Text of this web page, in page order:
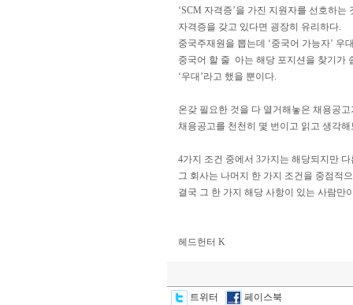
‘SCM 자격증’을 가진 지원자를 선호하는
자격증을 갖고 있다면 굉장히 유리하다.
중국주재원을 뽑는데 ‘중국어 가능자’ 우
중국어 할 줄 아는 해당 포지션을 찾기가
‘우대’라고 했을 뿐이다.
온갖 필요한 것을 다 열거해놓은 채용공
채용공고를 천천히 몇 번이고 읽고 생각
4가지 조건 중에서 3가지는 해당되지만
그 회사는 나머지 한 가지 조건을 중점적
결국 그 한 가지 해당 사항이 있는 사람만
헤드헌터 K
트위터 페이스북